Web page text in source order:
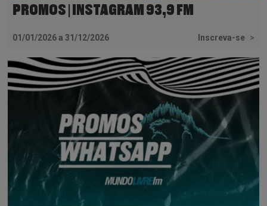
PROMOS | INSTAGRAM 93,9 FM
01/01/2026 a 31/12/2026 Inscreva-se >